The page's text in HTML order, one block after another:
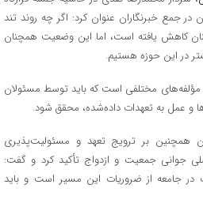
جمع خبرنگاران عنوان کرد: اگر چه روند تند
کاهش یافته است، اما این وضعیت همچنان
در این حوزه هستیم.
مؤلفه‌های مختلفی است که باید توسط مسئولان
و عمل به تعهدات داده‌شده، محقق شود.
همچنین بر ترویج تعهد و مسئولیت‌پذیری
جوانی جمعیت و ازدواج تأکید کرد و گفت:
جامعه از ضروریات این مسیر است و باید